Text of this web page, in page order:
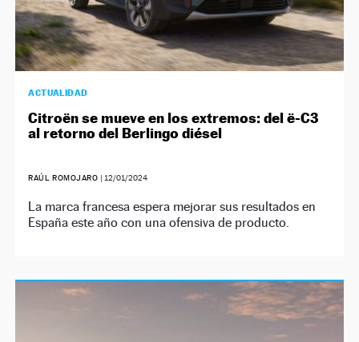
ACTUALIDAD
Citroën se mueve en los extremos: del ë-C3
al retorno del Berlingo diésel
RAÚL ROMOJARO | 12/01/2024
La marca francesa espera mejorar sus resultados en
España este año con una ofensiva de producto.